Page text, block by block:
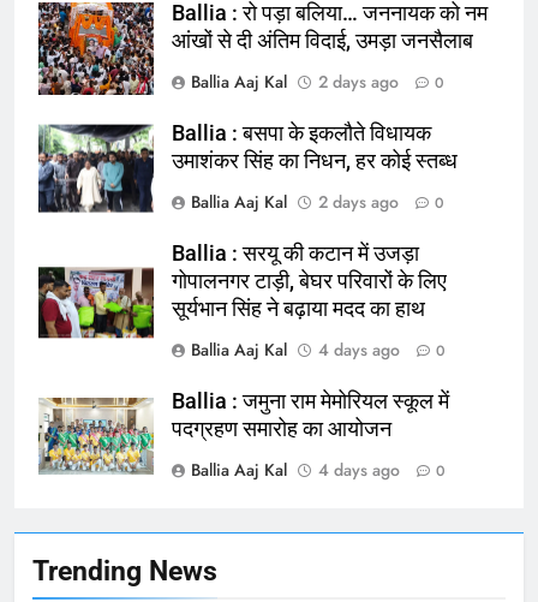
Trending News
164
चिकित्सक, किया प्रदर्शन
NATIONAL बलिया
165
Ballia : बलिया बलिदान दिवस के मौके पर
NATIONAL बलिया
166
फांसी लगाकर दी जान
NATIONAL
Ballia : रो पड़ा बलिया… जननायक को नम
आंखों से दी अंतिम विदाई, उमड़ा जनसैलाब
Ballia Aaj Kal
2 days ago 0
Ballia : बसपा के इकलौते विधायक
उमाशंकर सिंह का निधन, हर कोई स्तब्ध
Ballia Aaj Kal
2 days ago 0
Ballia : सरयू की कटान में उजड़ा
गोपालनगर टाड़ी, बेघर परिवारों के लिए
सूर्यभान सिंह ने बढ़ाया मदद का हाथ
Ballia Aaj Kal
4 days ago 0
Ballia : जमुना राम मेमोरियल स्कूल में
पदग्रहण समारोह का आयोजन
Ballia Aaj Kal
4 days ago 0